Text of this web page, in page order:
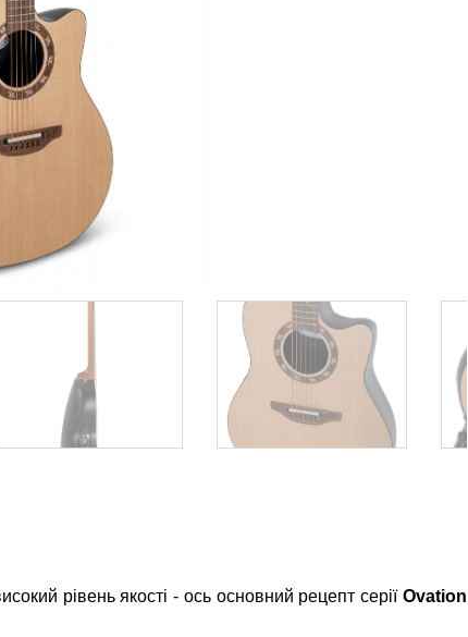
рівень якості - ось основний рецепт серії Ovation